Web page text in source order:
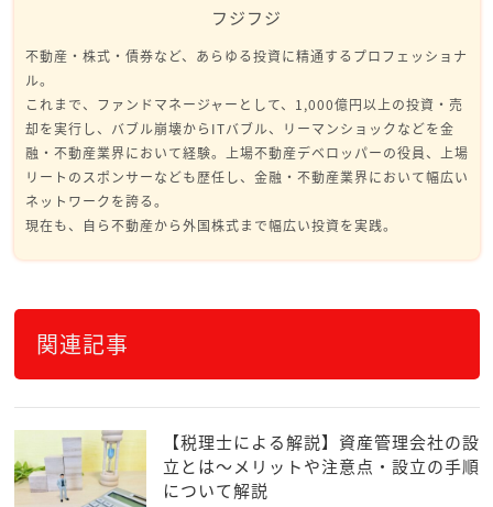
フジフジ
不動産・株式・債券など、あらゆる投資に精通するプロフェッショナ
ル。
これまで、ファンドマネージャーとして、1,000億円以上の投資・売
却を実行し、バブル崩壊からITバブル、リーマンショックなどを金
融・不動産業界において経験。上場不動産デベロッパーの役員、上場
リートのスポンサーなども歴任し、金融・不動産業界において幅広い
ネットワークを誇る。
現在も、自ら不動産から外国株式まで幅広い投資を実践。
関連記事
【税理士による解説】資産管理会社の設
立とは～メリットや注意点・設立の手順
について解説